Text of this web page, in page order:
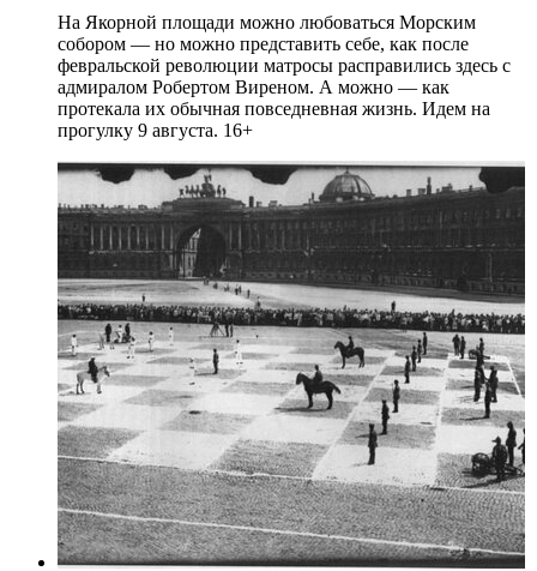
На Якорной площади можно любоваться Морским
собором — но можно представить себе, как после
февральской революции матросы расправились здесь с
адмиралом Робертом Виреном. А можно — как
протекала их обычная повседневная жизнь. Идем на
прогулку 9 августа. 16+